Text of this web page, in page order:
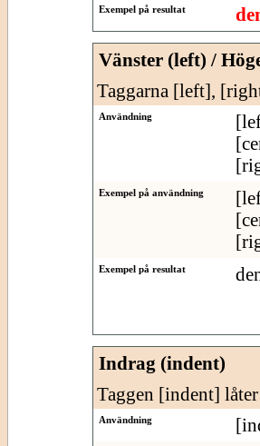
Exempel på resultat
Vänster (left) /
Taggarna [left],
Användning
Exempel på användning
Exempel på resultat
Indrag (indent)
Taggen [indent]
Användning